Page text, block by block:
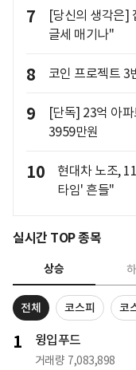
7
[당신의 생각은]
글세 매기나"
8 코인 프로젝트 3
9
[단독] 23억 아
3959만원
10
현대차 노조,
타임' 흔들"
실시간 TOP 종목
상승
전체 코스피 코
1 윙입푸드
거래량 7,083,898